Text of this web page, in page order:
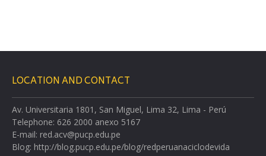
LOCATION AND CONTACT
Av. Universitaria 1801, San Miguel, Lima 32, Lima - Perú
Telephone: 626 2000 anexo 5167
E-mail: red.acv@pucp.edu.pe
Blog: http://blog.pucp.edu.pe/blog/redperuanaciclodevida